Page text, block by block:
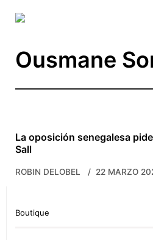
Ousmane
La oposición senegalesa
Sall
ROBIN DELOBEL 22 MARZO
Boutique